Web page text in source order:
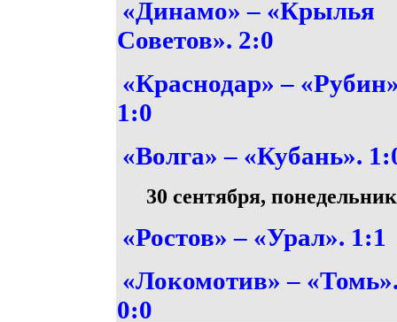
«Динамо» – «Крылья
Советов». 2:0
«Краснодар» –
1:0
«Волга» – «Кубань».
30 сентября, понедельник
«Ростов» – «Урал». 1:1
«Локомотив» –
0:0